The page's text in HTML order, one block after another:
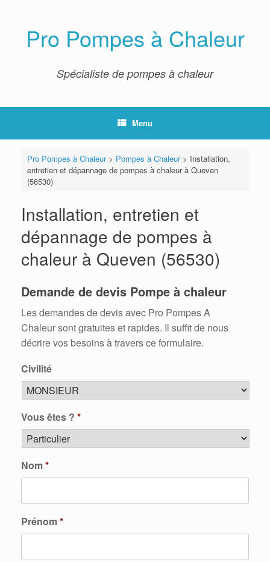
Pro Pompes à Chaleur
Spécialiste de pompes à chaleur
Menu
Pro Pompes à Chaleur> Pompes à Chaleur> Installation,
entretien et dépannage de pompes à chaleur à Queven
(56530)
Installation, entretien et
dépannage de pompes à
chaleur à Queven (56530)
Demande de devis Pompe à chaleur
Les demandes de devis avec Pro Pompes A
Chaleur sont gratuites et rapides. Il suffit de nous
décrire vos besoins à travers ce formulaire.
Civilité
Vous êtes ? *
Nom*
Prénom*